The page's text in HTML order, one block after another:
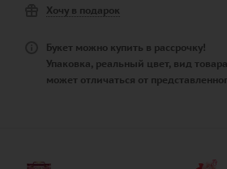
Хочу в подарок
Букет можно купить в рассрочку!
Упаковка, реальный цвет, вид
может отличаться от